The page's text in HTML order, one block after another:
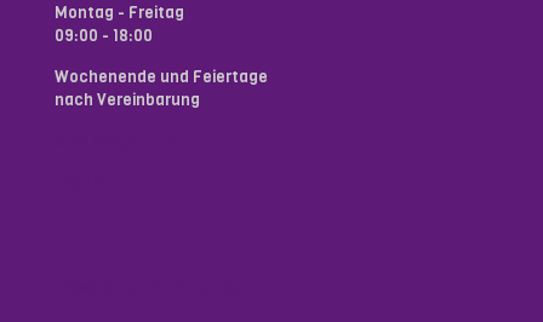
Montag - Freitag
09:00 - 18:00
Wochenende und Feiertage
nach Vereinbarung